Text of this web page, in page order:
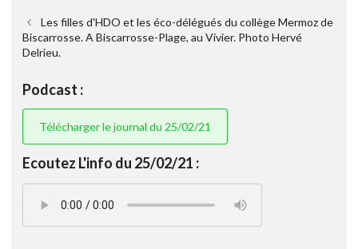
Les filles d'HDO et les éco-délégués du collège Mermoz de
Biscarrosse. A Biscarrosse-Plage, au Vivier. Photo Hervé
Delrieu.
Podcast :
Télécharger le journal du 25/02/21
Ecoutez L'info du 25/02/21 :